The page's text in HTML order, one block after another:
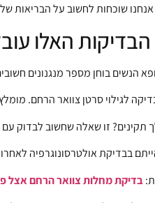
שוכחות לחשוב על הבריאות
הבדיקות האלו
הנשים בוחן מספר מנגנונים
תקינים? זו שאלה שחשוב לבדוק
בדיקת מחלות צוואר הרחם אצל